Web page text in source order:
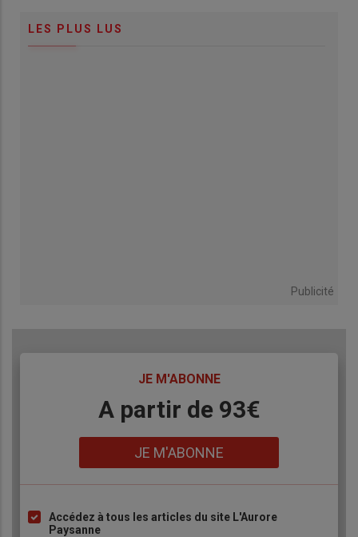
LES PLUS LUS
Publicité
JE M'ABONNE
A partir de 93€
JE M'ABONNE
ListeAccédez à tous les articles du site L'Aurore
Paysanne